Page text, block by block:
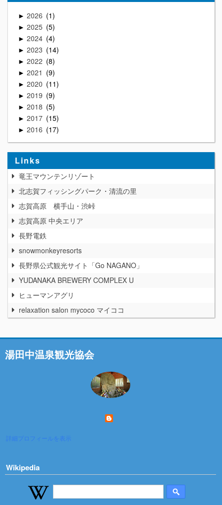
► 2026 1
► 2025 5
► 2024 4
► 2023 14
► 2022 8
► 2021 9
► 2020 11
► 2019 9
► 2018 5
► 2017 15
► 2016 17
Links
竜王マウンテンリゾート
北志賀フィッシングパーク・清流の里
志賀高原 横手山・渋峠
志賀高原 中央エリア
長野電鉄
snowmonkeyresorts
長野県公式観光サイト「Go NAGANO」
YUDANAKA BREWERY COMPLEX U
ヒューマンアグリ
relaxation salon mycoco マイココ
湯田中温泉観光協会
詳細プロフィールを表示
Wikipedia